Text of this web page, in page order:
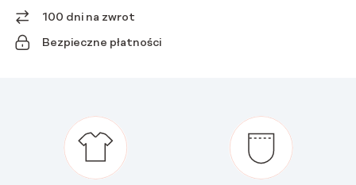
100 dni na zwrot
Bezpieczne płatności